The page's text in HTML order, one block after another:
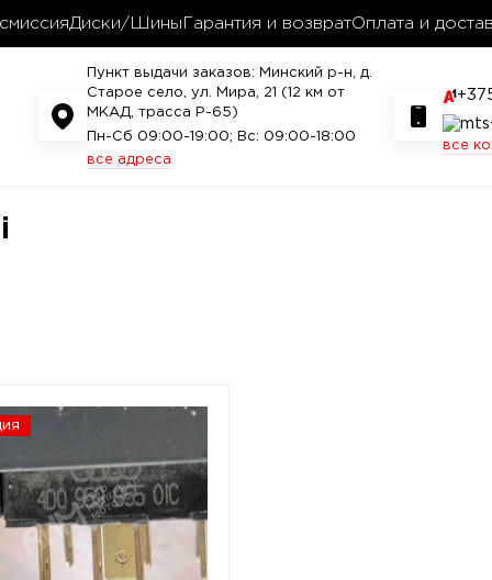
Диски/Шины Гарантия и возвратОплата и
Пункт выдачи заказов: Минский р-н, д.
Старое село, ул. Мира, 21 (12 км от
МКАД, трасса P-65)
Пн-Сб 09:00-19:00; Вс: 09:00-18:00
все адреса
все